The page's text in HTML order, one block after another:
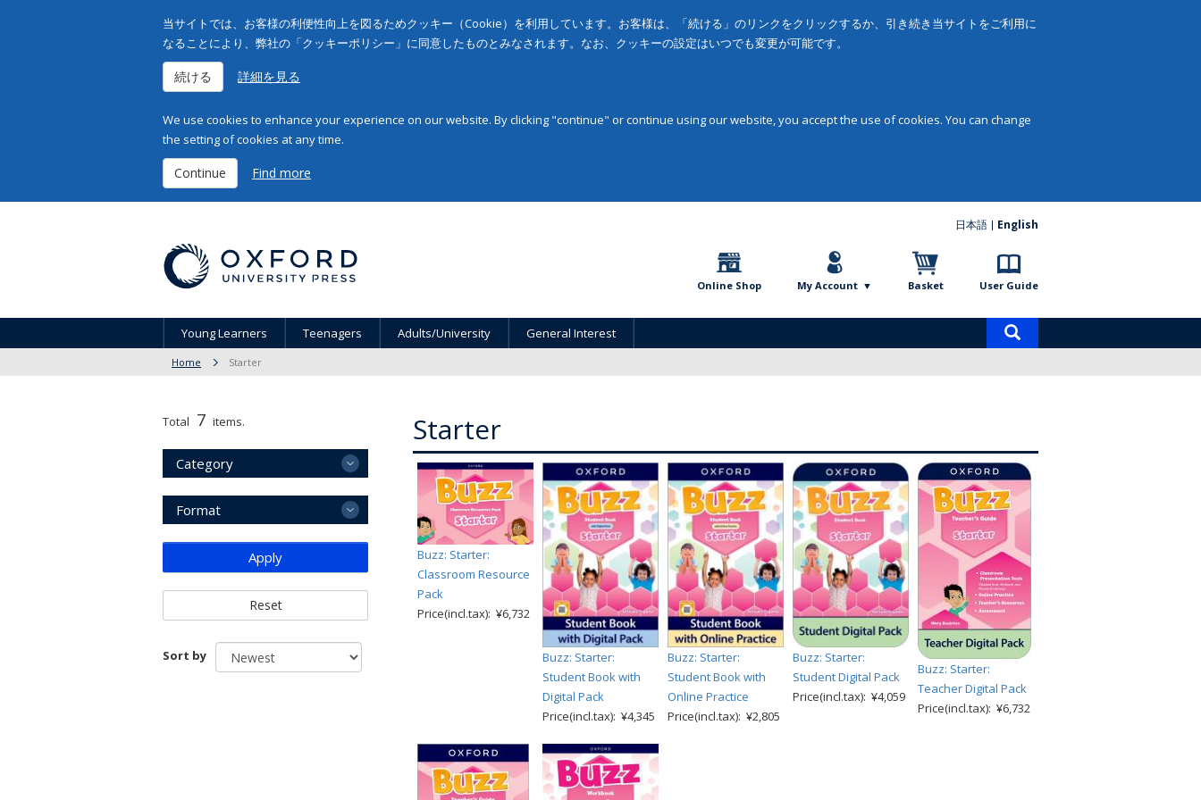
当サイトでは、お客様の利便性向上を図るためクッキー（Cookie）を利用しています。お客様は、「続ける」のリンクをクリックするか、引き続き当サイトをご利用に
なることにより、弊社の「クッキーポリシー」に同意したものとみなされます。なお、クッキーの設定はいつでも変更が可能です。
続ける 詳細を見る
We use cookies to enhance your experience on our website. By clicking "continue" or continue using our website, you accept the use of cookies. You can change
the setting of cookies at any time.
Continue Find more
日本語 English
Online Shop My Account Basket User Guide
Young Learners Teenagers Adults/University General Interest
Home Starter
Starter
Buzz: Starter:
Classroom Resource
Pack
Price(incl.tax): ¥6,732
Buzz: Starter:
Student Book with
Digital Pack
Price(incl.tax): ¥4,345
Buzz: Starter:
Student Book with
Online Practice
Price(incl.tax): ¥2,805
Buzz: Starter:
Student Digital Pack
Price(incl.tax): ¥4,059
Buzz: Starter:
Teacher Digital Pack
Price(incl.tax): ¥6,732
Total 7 items.
Category
Format
Apply
Reset
Sort by